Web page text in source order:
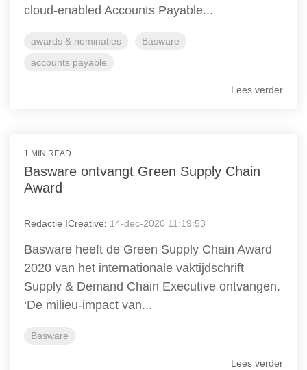
cloud-enabled Accounts Payable...
awards & nominaties
Basware
accounts payable
Lees verder
1 MIN READ
Basware ontvangt Green Supply Chain
Award
Redactie ICreative: 14-dec-2020 11:19:53
Basware heeft de Green Supply Chain Award
2020 van het internationale vaktijdschrift
Supply & Demand Chain Executive ontvangen.
‘De milieu-impact van...
Basware
Lees verder